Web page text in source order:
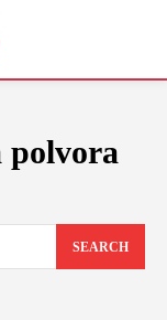
polvora
SEARCH